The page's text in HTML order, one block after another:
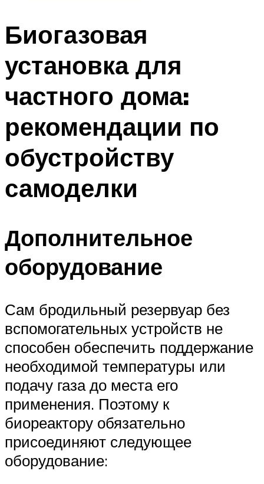
Меню
Биогазовая
установка для
частного дома:
рекомендации по
обустройству
самоделки
Дополнительное
оборудование
Сам бродильный резервуар без
вспомогательных устройств не
способен обеспечить поддержание
необходимой температуры или
подачу газа до места его
применения. Поэтому к
биореактору обязательно
присоединяют следующее
оборудование: